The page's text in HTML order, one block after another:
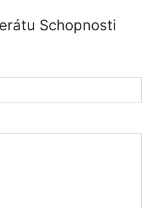
Schopnosti